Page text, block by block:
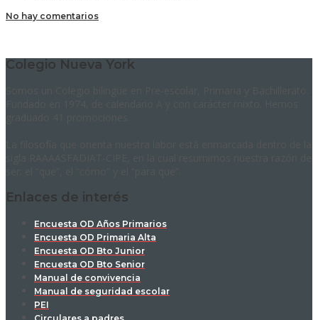
No hay comentarios
Colegio Nueva York
Enlaces de interés
Encuesta OD Años Primarios
Encuesta OD Primaria Alta
Encuesta OD Bto Junior
Encuesta OD Bto Senior
Manual de convivencia
Manual de seguridad escolar
PEI